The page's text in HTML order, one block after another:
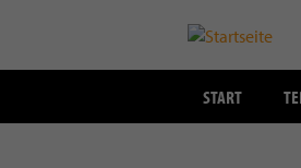
START